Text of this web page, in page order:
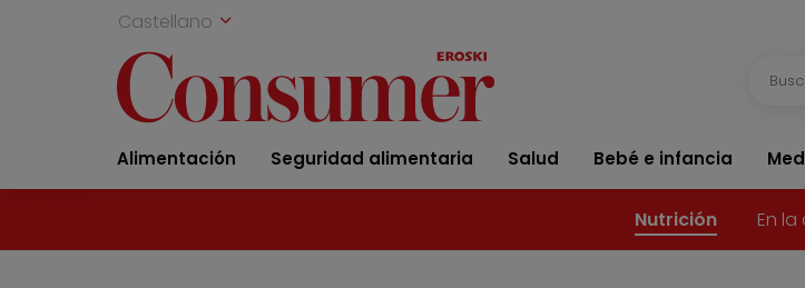
Castellano
Alimentación Seguridad alimentaria Salud Bebé e infancia
Nutrición En